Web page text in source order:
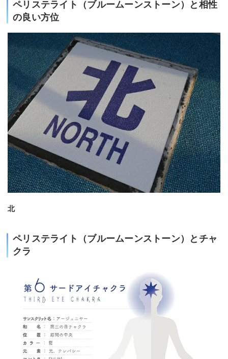
ペリステライト（ブルームーンストーン）と相性
の良い方位
北
ペリステライト（ブルームーンストーン）とチャ
クラ